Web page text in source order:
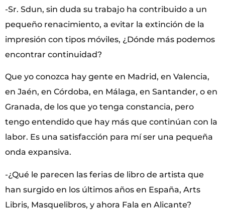
-Sr. Sdun, sin duda su trabajo ha contribuido a un
pequeño renacimiento, a evitar la extinción de la
impresión con tipos móviles, ¿Dónde más podemos
encontrar continuidad?
Que yo conozca hay gente en Madrid, en Valencia,
en Jaén, en Córdoba, en Málaga, en Santander, o en
Granada, de los que yo tenga constancia, pero
tengo entendido que hay más que continúan con la
labor. Es una satisfacción para mí ser una pequeña
onda expansiva.
-¿Qué le parecen las ferias de libro de artista que
han surgido en los últimos años en España, Arts
Libris, Masquelibros, y ahora Fala en Alicante?